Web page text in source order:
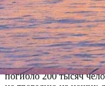
В Петербурге на
проходят съемки
пятачок». Из названия
где во время Великой
погибло 200 тысяч